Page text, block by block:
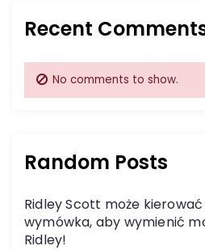
Recent
No comments to show.
Random Posts
Ridley Scott może kierować
wymówka, aby wymienić
Ridley!